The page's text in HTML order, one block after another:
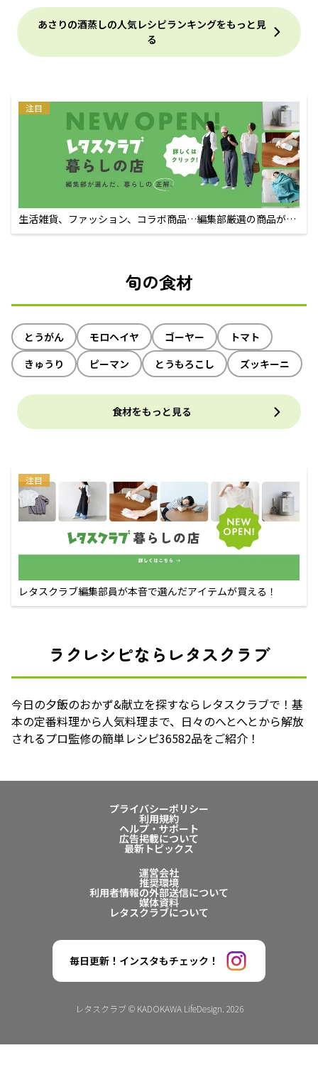
あさりの酒蒸しの人気レシピランキングをもっと見
る
注目
生活雑貨、ファッション、コラボ商品…編集部厳選の商品が買
えるECサイト
旬の食材
とうがん モロヘイヤ ゴーヤー
トマト
きゅうり
ピーマン とうもろこし ズッキーニ
食材をもっと見る
注目
レタスクラブ編集部員が本音で選んだアイテムが買える！
ラクレシピならレタスクラブ
今日の夕飯のおかず&献立を探すならレタスクラブで！基
本の定番料理から人気料理まで、日々のへとへとから解放
されるプロ監修の簡単レシピ36582品をご紹介！
プライバシーポリシー
利用規約
ヘルプ・サポート
広告掲載について
最新トピックス
運営会社
推奨環境
利用者情報の外部送信について
媒体資料
レタスクラブについて
毎日更新！インスタもチェック！
レタスクラブ © KADOKAWA LifeDesign. 2026